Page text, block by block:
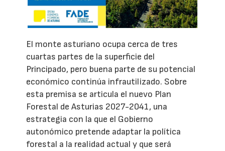
El monte asturiano ocupa cerca de tres
cuartas partes de la superficie del
Principado, pero buena parte de su potencial
económico continúa infrautilizado. Sobre
esta premisa se articula el nuevo Plan
Forestal de Asturias 2027-2041, una
estrategia con la que el Gobierno
autonómico pretende adaptar la política
forestal a la realidad actual y que será